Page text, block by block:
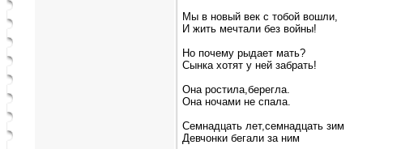
Мы в новый век с тобой вошли,
И жить мечтали без войны!
Но почему рыдает мать?
Сынка хотят у ней забрать!
Она ростила,берегла.
Она ночами не спала.
Семнадцать лет,семнадцать зим
Девчонки бегали за ним